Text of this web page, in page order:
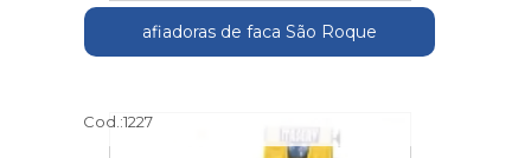
afiadoras de faca São Roque
Cod.:1227